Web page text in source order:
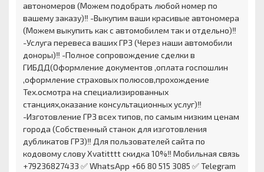
автономеров (Можем подобрать любой номер по
вашему заказу)‼️ -Выкупим ваши красивые автономера
(Можем выкупить как с автомобилем так и отдельно)‼️
-Услуга перевеса ваших ГРЗ (Через наши автомобили
доноры)‼️ -Полное сопровождение сделки в
ГИБДД(Оформление документов ,оплата госпошлин
,оформление страховых полюсов,прохождение
Тех.осмотра на специализированных
станциях,оказание консультационных услуг)‼️
-Изготовление ГРЗ всех типов, по самым низким ценам
города (Собственный станок для изготовления
дубликатов ГРЗ)‼️ Для пользователей сайта по
кодовому слову Xvatitttt скидка 10%‼️ Мобильная связь
+79236827433 ✅ WhatsApp +66 80 515 3085 ✅ Telegram